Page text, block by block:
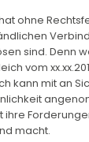
ohne
sind. Denn
vom
kann mit an
ihre
macht.